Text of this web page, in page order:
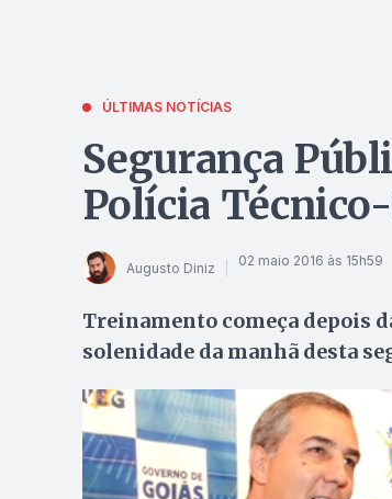
ÚLTIMAS NOTÍCIAS
Segurança
Polícia
Augusto Diniz 02 maio 2016 às 15h59
Treinamento começa depois
solenidade da manhã desta